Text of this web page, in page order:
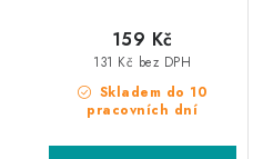
Skladem do 10
pracovních dní
131 Kč bez DPH
159 Kč